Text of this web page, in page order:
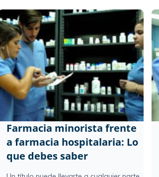
Farmacia minorista frente
a farmacia hospitalaria: Lo
que debes saber